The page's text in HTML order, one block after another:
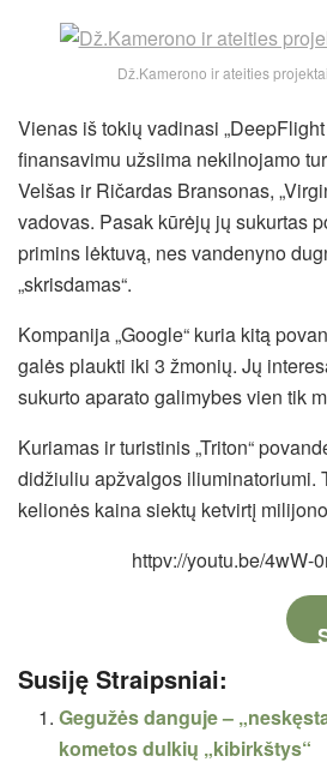
Dž.Kamerono ir ateities
Vienas iš tokių vadinasi
finansavimu užsiima nekilnojamo
Velšas ir Ričardas Bransonas,
vadovas. Pasak kūrėjų jų sukurtas
primins lėktuvą, nes vandenyno
„skrisdamas“.
Kompanija „Google“ kuria kitą
galės plaukti iki 3 žmonių. Jų
sukurto aparato galimybes vien tik
Kuriamas ir turistinis „Triton“
didžiuliu apžvalgos iliuminatoriumi.
kelionės kaina siektų ketvirtį
httpv://youtu.be/4wW-
Susiję Straipsniai:
Gegužės danguje –
kometos dulkių „kibirkštys“